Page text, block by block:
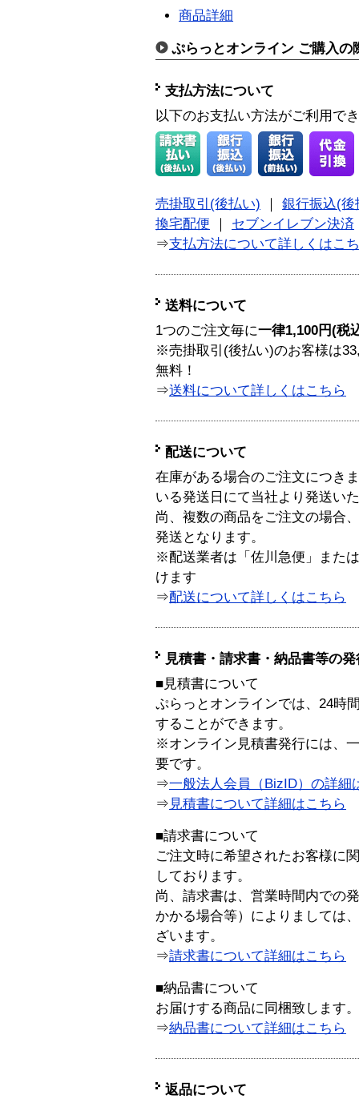
商品詳細
ぷらっとオンライン ご購入の
支払方法について
以下のお支払い方法がご利用で
売掛取引(後払い)
銀行振込(後
換宅配便
セブンイレブン決済
⇒支払方法について詳しくはこ
送料について
1つのご注文毎に一律1,100円(税
※売掛取引(後払い)のお客様は
無料！
⇒送料について詳しくはこちら
配送について
在庫がある場合のご注文につき
いる発送日にて当社より発送い
尚、複数の商品をご注文の場合
発送となります。
※配送業者は「佐川急便」また
けます
⇒配送について詳しくはこちら
見積書・請求書・納品書等の
■見積書について
ぷらっとオンラインでは、24時
することができます。
※オンライン見積書発行には、
要です。
⇒一般法人会員（BizID）の詳細
⇒ 見積書について詳細はこちら
■請求書について
ご注文時に希望されたお客様に
しております。
尚、請求書は、営業時間内での
かかる場合等）によりましては
ざいます。
⇒請求書について詳細はこちら
■納品書について
お届けする商品に同梱致します。
⇒納品書について詳細はこちら
返品について